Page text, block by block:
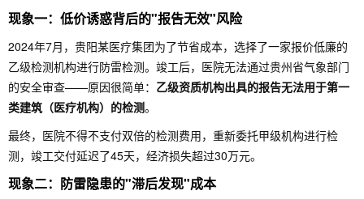
现象一：低价诱惑背后的"报告无效"风险
2024年7月，贵阳某医疗集团为了节省成本，选择了一家报价低廉的
乙级检测机构进行防雷检测。竣工后，医院无法通过贵州省气象部门
的安全审查——原因很简单： 乙级资质机构出具的报告无法用于第一
类建筑（医疗机构）的检测。
最终，医院不得不支付双倍的检测费用，重新委托甲级机构进行检
测，竣工交付延迟了45天，经济损失超过30万元。
现象二：防雷隐患的"滞后发现"成本